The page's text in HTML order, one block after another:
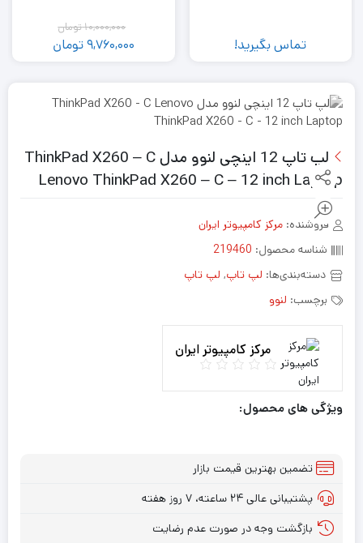
تماس بگیرید!
10,000,000تومان
تومان
9,760,000تومان
تومان.
لپ تاپ 12 اینچی لنوو مدل ThinkPad X260 – C
Lenovo ThinkPad X260 – C – 12 inch Laptop
فروشنده: مرکز کامپیوتر ایران
شناسه محصول: 219460
دسته‌بندی‌ها: لپ تاپ, لپ تاپ
برچسب: لنوو
مرکز کامپیوتر ایران
ویژگی های محصول:
تضمین بهترین قیمت بازار
پشتیبانی عالی ۲۴ ساعته، ۷ روز هفته
بازگشت وجه در صورت عدم رضایت